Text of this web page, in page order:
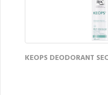
KEOPS DEODORANT